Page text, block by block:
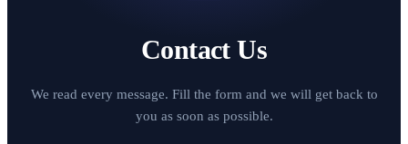
Contact Us
We read every message. Fill the form and we will get back to
you as soon as possible.